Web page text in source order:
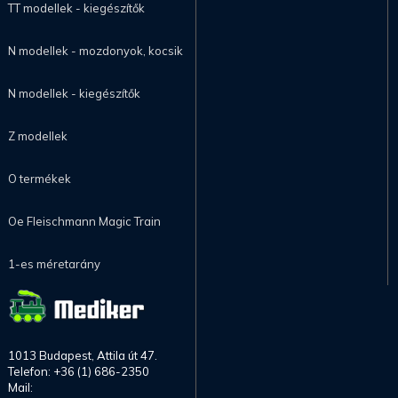
TT modellek - kiegészítők
N modellek - mozdonyok, kocsik
N modellek - kiegészítők
Z modellek
O termékek
Oe Fleischmann Magic Train
1-es méretarány
1013 Budapest, Attila út 47.
Telefon: +36 (1) 686-2350
Mail: